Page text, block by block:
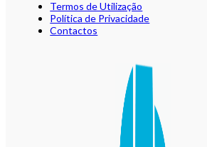
Termos de Utilização
Política de Privacidade
Contactos